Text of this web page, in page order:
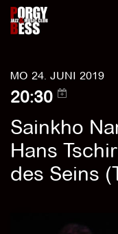
MO 24. JUNI 2019
20:30
Sainkho
Hans
des Seins